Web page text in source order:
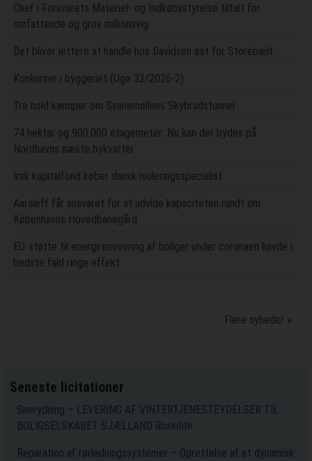
Chef i Forsvarets Materiel- og Indkøbsstyrelse tiltalt for
omfattende og grov millionsvig
Det bliver lettere at handle hos Davidsen øst for Storebælt
Konkurser i byggeriet (Uge 32/2026-2)
Tre hold kæmper om Svanemøllens Skybrudstunnel
74 hektar og 900.000 etagemeter: Nu kan der bydes på
Nordhavns næste bykvarter
Irsk kapitalfond køber dansk isoleringsspecialist
Aarsleff får ansvaret for at udvide kapaciteten rundt om
Københavns Hovedbanegård
EU-støtte til energirenovering af boliger under coronaen havde i
bedste fald ringe effekt
Flere nyheder »
Seneste licitationer
Snerydning – LEVERING AF VINTERTJENESTEYDELSER TIL
BOLIGSELSKABET SJÆLLAND Roskilde
Reparation af rørledningssystemer – Oprettelse af et dynamisk